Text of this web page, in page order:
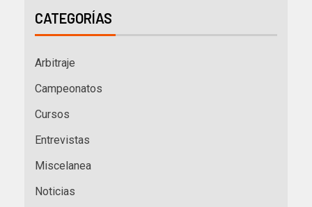
CATEGORÍAS
Arbitraje
Campeonatos
Cursos
Entrevistas
Miscelanea
Noticias